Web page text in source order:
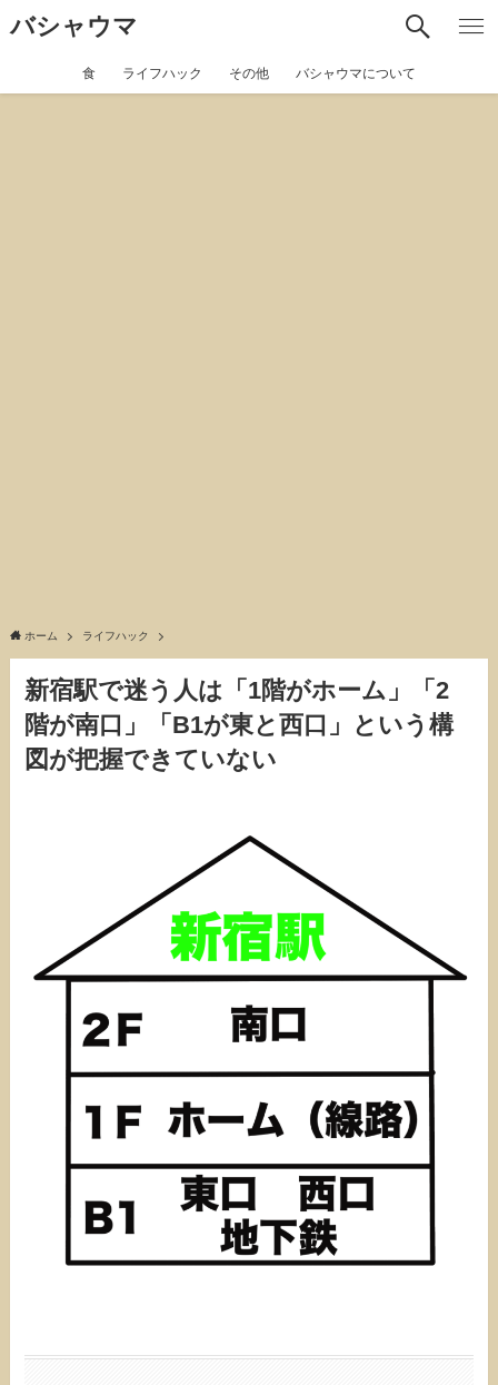
バシャウマ
食 ライフハック その他 バシャウマについて
ホーム ライフハック
新宿駅で迷う人は「1階がホーム」「2
階が南口」「B1が東と西口」という構
図が把握できていない